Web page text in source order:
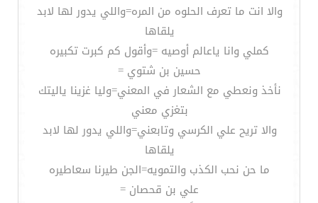
والا انت ما تعرف الحلوه من المره=واللي يدور لها لابد
يلقاها
كملي وانا ياعالم أوصيه =وأقول كم كبرت تكبيره
حسين بن شتوي =
نأخذ ونعطي مع الشعار في المعني=وليا غزينا ياليتك
بتغزي معني
والا تريح علي الكرسي وتابعني=واللي يدور لها لابد
يلقاها
ما حن نحب الكذب والتمويه=الجن طيرنا سعاطيره
علي بن قحصان =